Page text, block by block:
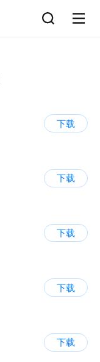
下载
下载
下载
下载
下载